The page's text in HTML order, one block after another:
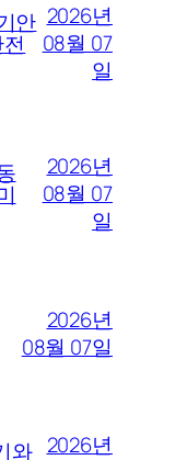
안 2026년
08월 07
일
2026년
08월 07
일
2026년
08월 07일
와 2026년